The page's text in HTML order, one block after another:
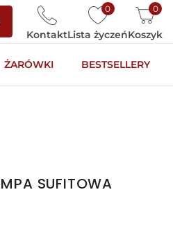
0
Lista życzeń
0
Koszyk
Kontakt
ŻARÓWKI BESTSELLERY
SUFITOWA